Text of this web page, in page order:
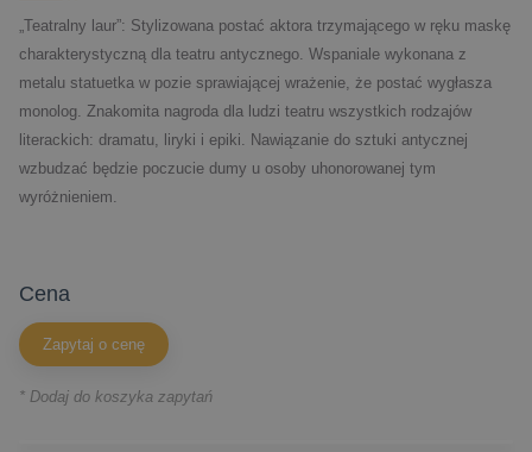
„Teatralny laur”: Stylizowana postać aktora trzymającego w ręku maskę
charakterystyczną dla teatru antycznego. Wspaniale wykonana z
metalu statuetka w pozie sprawiającej wrażenie, że postać wygłasza
monolog. Znakomita nagroda dla ludzi teatru wszystkich rodzajów
literackich: dramatu, liryki i epiki. Nawiązanie do sztuki antycznej
wzbudzać będzie poczucie dumy u osoby uhonorowanej tym
wyróżnieniem.
cena
Zapytaj o cenę
* Dodaj do koszyka zapytań